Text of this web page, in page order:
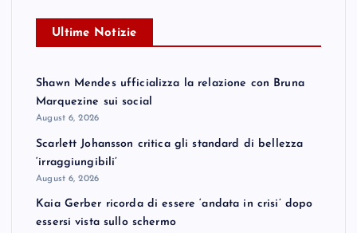
Ultime Notizie
Shawn Mendes ufficializza la relazione con Bruna
Marquezine sui social
August 6, 2026
Scarlett Johansson critica gli standard di bellezza
‘irraggiungibili’
August 6, 2026
Kaia Gerber ricorda di essere ‘andata in crisi’ dopo
essersi vista sullo schermo